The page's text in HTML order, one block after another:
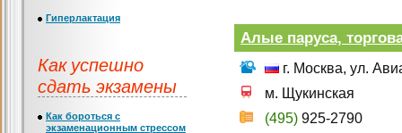
Алые паруса,
г. Москва, ул.
м. Щукинская
(495) 925-2790
Гиперлактация
Как успешно
сдать экзамены
Как бороться с
экзаменационным стрессом